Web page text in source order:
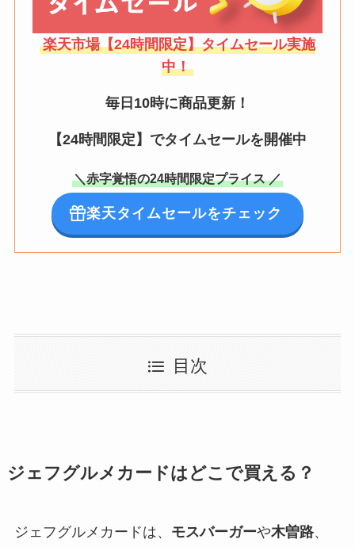
楽天市場【24時間限定】タイムセール実施
中！
毎日10時に商品更新！
【24時間限定】でタイムセールを開催中
＼赤字覚悟の24時間限定プライス ／
楽天タイムセールをチェック
目次
ジェフグルメカードはどこで買える？
ジェフグルメカードは、 モスバーガーや木曽路、